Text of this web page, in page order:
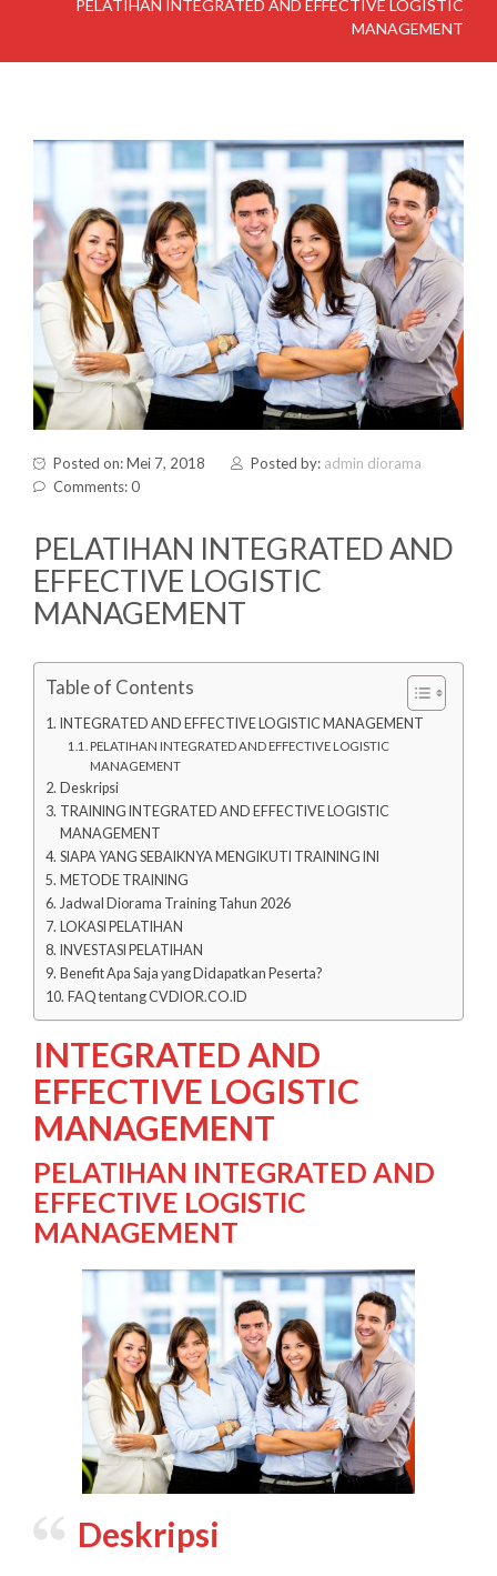
PELATIHAN INTEGRATED AND EFFECTIVE LOGISTIC
MANAGEMENT
Posted on: Mei 7, 2018 Posted by: admin diorama
Comments: 0
PELATIHAN INTEGRATED AND
EFFECTIVE LOGISTIC
MANAGEMENT
Table of Contents
INTEGRATED AND EFFECTIVE LOGISTIC MANAGEMENT
PELATIHAN INTEGRATED AND EFFECTIVE LOGISTIC
MANAGEMENT
Deskripsi
TRAINING INTEGRATED AND EFFECTIVE LOGISTIC
MANAGEMENT
SIAPA YANG SEBAIKNYA MENGIKUTI TRAINING INI
METODE TRAINING
Jadwal Diorama Training Tahun 2026
LOKASI PELATIHAN
INVESTASI PELATIHAN
Benefit Apa Saja yang Didapatkan Peserta?
FAQ tentang CVDIOR.CO.ID
INTEGRATED AND
EFFECTIVE LOGISTIC
MANAGEMENT
PELATIHAN INTEGRATED AND
EFFECTIVE LOGISTIC
MANAGEMENT
Deskripsi